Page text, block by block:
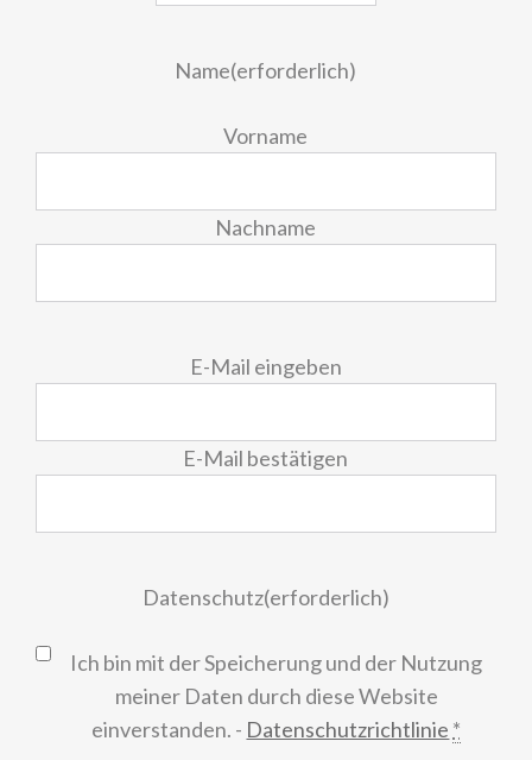
Name(erforderlich)
Vorname
Nachname
E-Mail eingeben
E-Mail bestätigen
Datenschutz(erforderlich)
Ich bin mit der Speicherung und der Nutzung
meiner Daten durch diese Website
einverstanden. - Datenschutzrichtlinie *